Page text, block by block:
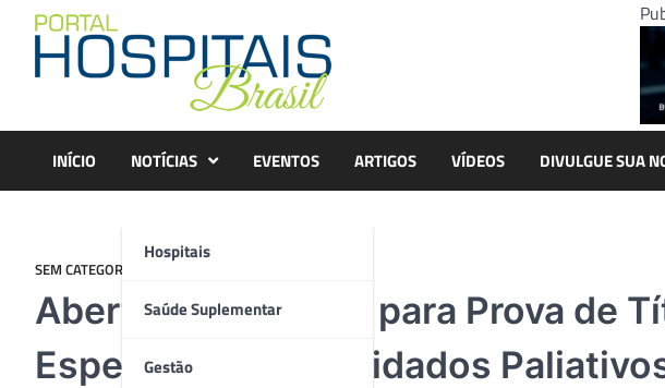
content
INÍCIO NOTÍCIAS
Hospitais
Saúde Suplementar
Gestão
EVENTOS ARTIGOS VÍDEOS DIVULGUE SUA
SEM CATEGORIA
Abertas inscrições para Prova de
Especialista em Cuidados